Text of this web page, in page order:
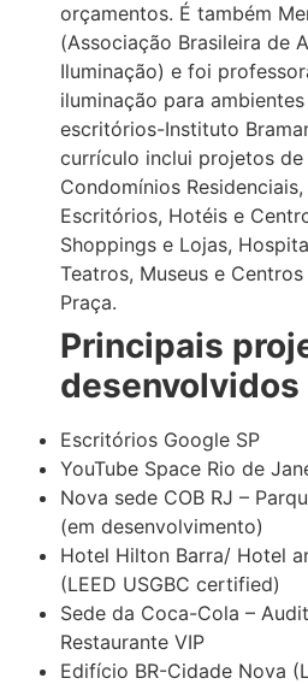
orçamentos. É também
(Associação Brasileira de
Iluminação) e foi
iluminação para
escritórios-Instituto
currículo inclui projetos de
Condomínios
Escritórios, Hotéis e
Shoppings e Lojas,
Teatros, Museus e
Praça.
Principais
desenvolvidos
Escritórios Google SP
YouTube Space Rio de
Nova sede COB RJ –
(em desenvolvimento)
Hotel Hilton Barra/ Hotel
(LEED USGBC certified)
Sede da Coca-Cola –
Restaurante VIP
Edifício BR-Cidade Nova